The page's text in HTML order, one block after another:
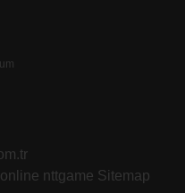
nttgame Sitemap